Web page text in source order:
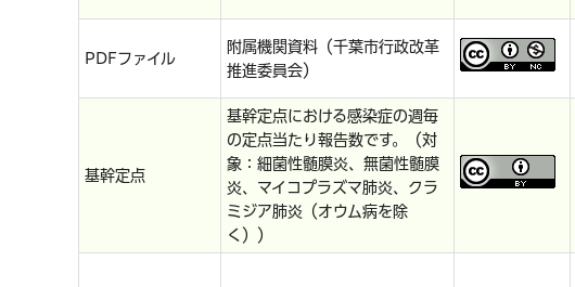
PDFファイル
附属機関資料（千葉市行政改革
推進委員会）
基幹定点
基幹定点における感染症の週毎
の定点当たり報告数です。（対
象：細菌性髄膜炎、無菌性髄膜
炎、マイコプラズマ肺炎、クラ
ミジア肺炎（オウム病を除
く））